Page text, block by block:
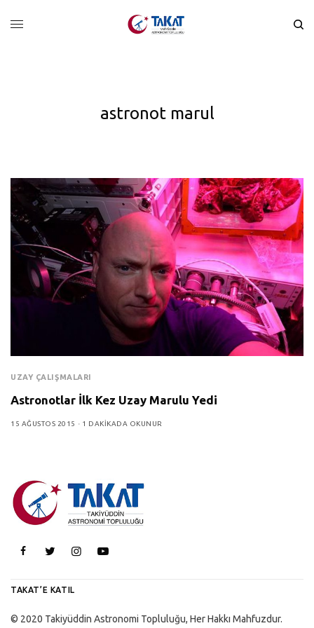
astronot marul
UZAY ÇALIŞMALARI
Astronotlar İlk Kez Uzay Marulu Yedi
15 AĞUSTOS 2015 1 DAKIKADA OKUNUR
TAKAT’E KATIL
© 2020 Takiyüddin Astronomi Topluluğu, Her Hakkı Mahfuzdur.